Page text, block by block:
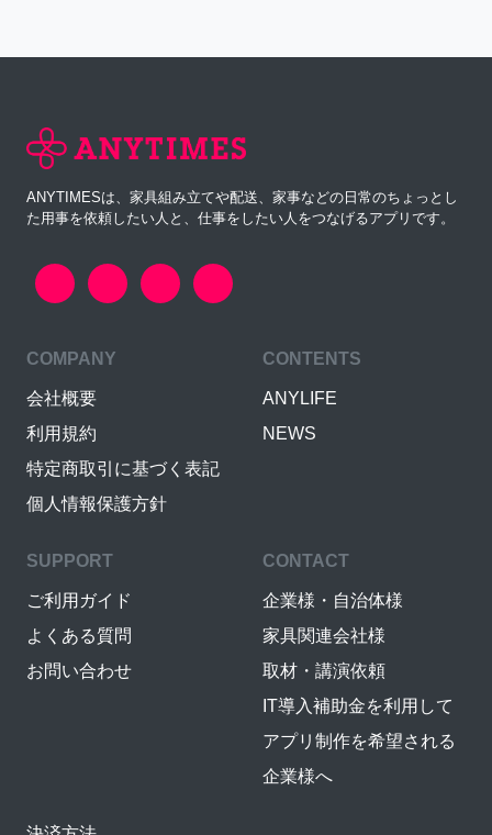
ANYTIMESは、家具組み立てや配送、家事などの日常のちょっとし
た用事を依頼したい人と、仕事をしたい人をつなげるアプリです。
COMPANY
会社概要
利用規約
特定商取引に基づく表記
個人情報保護方針
CONTENTS
ANYLIFE
NEWS
SUPPORT
ご利用ガイド
よくある質問
お問い合わせ
CONTACT
企業様・自治体様
家具関連会社様
取材・講演依頼
IT導入補助金を利用して
アプリ制作を希望される
企業様へ